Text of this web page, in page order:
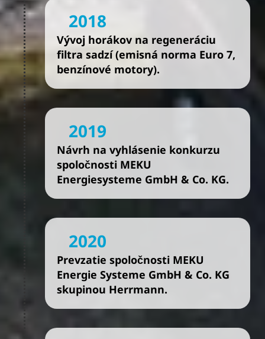
2018
Vývoj horákov na regeneráciu
filtra sadzí (emisná norma Euro 7,
benzínové motory).
2019
Návrh na vyhlásenie konkurzu
spoločnosti MEKU
Energiesysteme GmbH & Co. KG.
2020
Prevzatie spoločnosti MEKU
Energie Systeme GmbH & Co. KG
skupinou Herrmann.